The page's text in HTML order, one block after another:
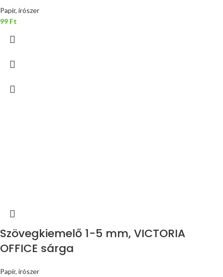
Papír, írószer
99 Ft
Szövegkiemelő 1-5 mm, VICTORIA
OFFICE sárga
Papír, írószer